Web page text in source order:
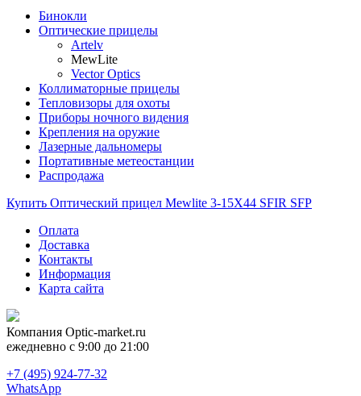
Бинокли
Оптические прицелы
Artelv
MewLite
Vector Optics
Коллиматорные прицелы
Тепловизоры для охоты
Приборы ночного видения
Крепления на оружие
Лазерные дальномеры
Портативные метеостанции
Распродажа
Купить Оптический прицел Mewlite 3-15X44 SFIR SFP
Оплата
Доставка
Контакты
Информация
Карта сайта
Компания Optic-market.ru
ежедневно с 9:00 до 21:00
+7 (495) 924-77-32
WhatsApp